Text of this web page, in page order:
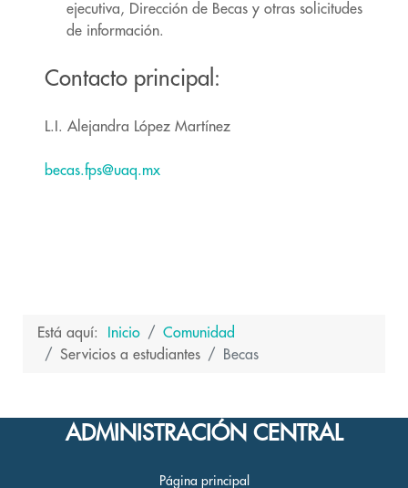
ejecutiva, Dirección de Becas y otras solicitudes
de información.
Contacto principal:
L.I. Alejandra López Martínez
becas.fps@uaq.mx
Está aquí: Inicio
Comunidad
Servicios a estudiantes
Becas
ADMINISTRACIÓN CENTRAL
Página principal